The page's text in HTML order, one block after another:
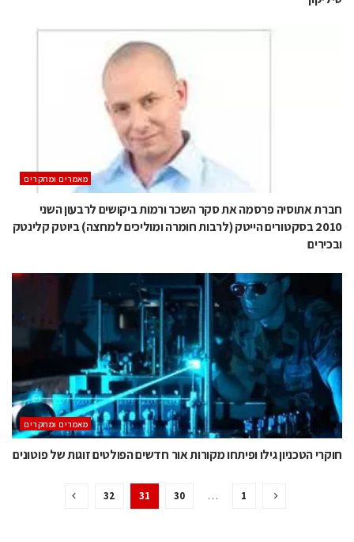
מאמרים ומחקרים
חברת אתוסיה פרסמה את סקר השכר ורמות ביקושים לרבעון השני
2010 בסקטורים הייטק (לרבות חומרה ומוליכים למחצה) ביוטק קלינטק
ובכירים
מאמרים ומחקרים
חוקרי הטכניון גילו ופיתחו מקורות אור חדשים הפולטים זוגות של פוטונים
1
…
30
31
32